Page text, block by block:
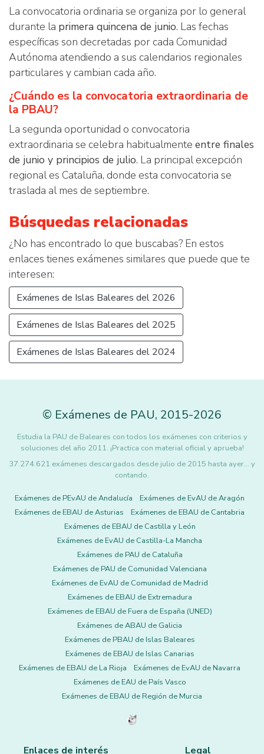
La convocatoria ordinaria se organiza por lo general
durante la primera quincena de junio. Las fechas
específicas son decretadas por cada Comunidad
Autónoma atendiendo a sus calendarios regionales
particulares y cambian cada año.
¿Cuándo es la convocatoria extraordinaria de
la PBAU?
La segunda oportunidad o convocatoria
extraordinaria se celebra habitualmente entre finales
de junio y principios de julio. La principal excepción
regional es Cataluña, donde esta convocatoria se
traslada al mes de septiembre.
Búsquedas relacionadas
¿No has encontrado lo que buscabas? En estos
enlaces tienes exámenes similares que puede que te
interesen:
Exámenes de Islas Baleares del 2026
Exámenes de Islas Baleares del 2025
Exámenes de Islas Baleares del 2024
© Exámenes de PAU, 2015-2026
Estudia la PAU de Baleares con todos los exámenes con criterios y
soluciones del año 2011. ¡Practica con material oficial y aprueba!
37.274.621 exámenes descargados desde julio de 2015 hasta ayer... y
contando.
Exámenes de PEvAU de Andalucía
Exámenes de EvAU de Aragón
Exámenes de EBAU de Asturias
Exámenes de EBAU de Cantabria
Exámenes de EBAU de Castilla y León
Exámenes de EvAU de Castilla-La Mancha
Exámenes de PAU de Cataluña
Exámenes de PAU de Comunidad Valenciana
Exámenes de EvAU de Comunidad de Madrid
Exámenes de EBAU de Extremadura
Exámenes de EBAU de Fuera de España (UNED)
Exámenes de ABAU de Galicia
Exámenes de PBAU de Islas Baleares
Exámenes de EBAU de Islas Canarias
Exámenes de EBAU de La Rioja
Exámenes de EvAU de Navarra
Exámenes de EAU de País Vasco
Exámenes de EBAU de Región de Murcia
Enlaces de interés Legal